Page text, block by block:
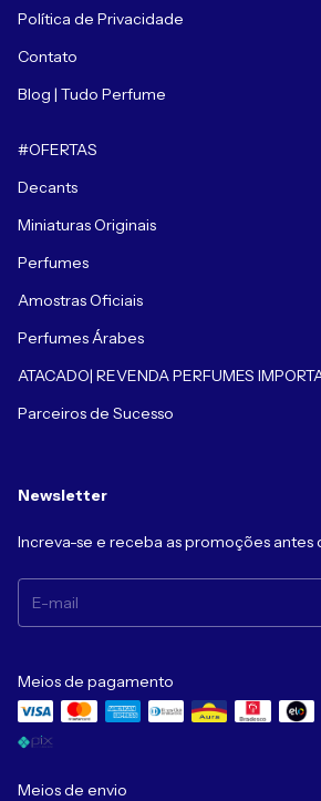
Política de Privacidade
Contato
Blog | Tudo Perfume
#OFERTAS
Decants
Miniaturas Originais
Perfumes
Amostras Oficiais
Perfumes Árabes
ATACADO| REVENDA PERFUMES
Parceiros de Sucesso
Newsletter
Increva-se e receba as promoções
Meios de pagamento
Meios de envio